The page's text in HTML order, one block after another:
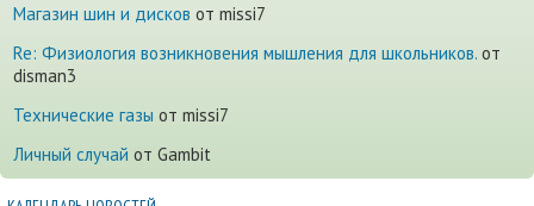
Магазин шин и дисков от missi7
Re: Физиология возникновения мышления для школьников. от
disman3
Технические газы от missi7
Личный случай от Gambit